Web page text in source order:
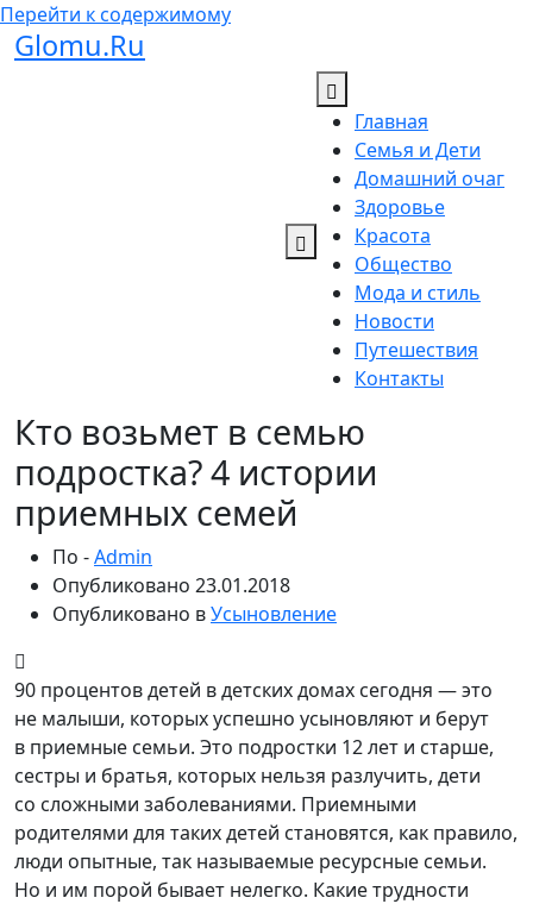
Перейти к содержимому
Glomu.Ru
Главная
Семья и Дети
Домашний очаг
Здоровье
Красота
Общество
Мода и стиль
Новости
Путешествия
Контакты
Кто возьмет в семью
подростка? 4 истории
приемных семей
По -Admin
Опубликовано 23.01.2018
Опубликовано вУсыновление
90 процентов детей в детских домах сегодня — это
не малыши, которых успешно усыновляют и берут
в приемные семьи. Это подростки 12 лет и старше,
сестры и братья, которых нельзя разлучить, дети
со сложными заболеваниями. Приемными
родителями для таких детей становятся, как правило,
люди опытные, так называемые ресурсные семьи.
Но и им порой бывает нелегко. Какие трудности